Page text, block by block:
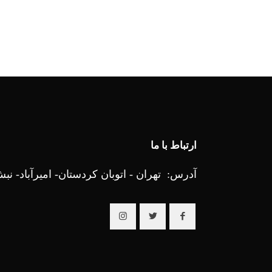
ارتباط با ما
آدرس: تهران - اتوبان کردستان- امیرآباد- نبش 25 ام -